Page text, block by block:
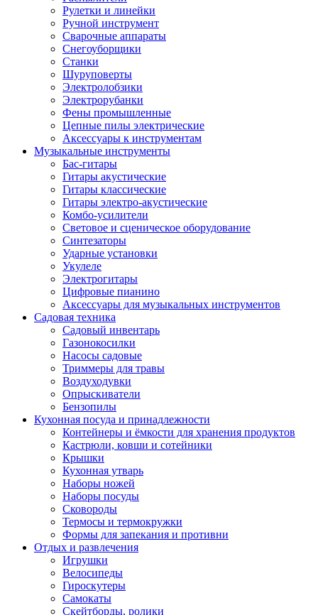
Рулетки и линейки
Ручной инструмент
Сварочные аппараты
Снегоуборщики
Станки
Шуруповерты
Электролобзики
Электрорубанки
Фены промышленные
Цепные пилы электрические
Аксессуары к инструментам
Музыкальные инструменты
Бас-гитары
Гитары акустические
Гитары классические
Гитары электро-акустические
Комбо-усилители
Световое и сценическое оборудование
Синтезаторы
Ударные установки
Укулеле
Электрогитары
Цифровые пианино
Аксессуары для музыкальных инструментов
Садовая техника
Садовый инвентарь
Газонокосилки
Насосы садовые
Триммеры для травы
Воздуходувки
Опрыскиватели
Бензопилы
Кухонная посуда и принадлежности
Контейнеры и ёмкости для хранения продуктов
Кастрюли, ковши и сотейники
Крышки
Кухонная утварь
Наборы ножей
Наборы посуды
Сковороды
Термосы и термокружки
Формы для запекания и противни
Отдых и развлечения
Игрушки
Велосипеды
Гироскутеры
Самокаты
Скейтборды, ролики